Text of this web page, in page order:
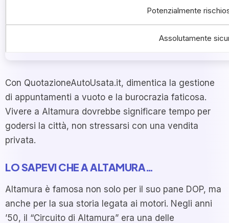
Potenzialmente
Assolutamente
Con QuotazioneAutoUsata.it, dimentica la gestione
di appuntamenti a vuoto e la burocrazia faticosa.
Vivere a Altamura dovrebbe significare tempo per
godersi la città, non stressarsi con una vendita
privata.
LO SAPEVI CHE A ALTAMURA…
Altamura è famosa non solo per il suo pane DOP, ma
anche per la sua storia legata ai motori. Negli anni
’50, il “Circuito di Altamura” era una delle